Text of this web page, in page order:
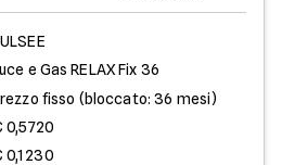
e Gas RELAX Fix 36
fisso (bloccato: 36 mesi)
0,5720
0,1230